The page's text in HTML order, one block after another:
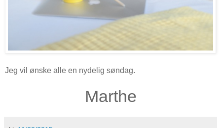
Jeg vil ønske alle en nydelig søndag.
Marthe